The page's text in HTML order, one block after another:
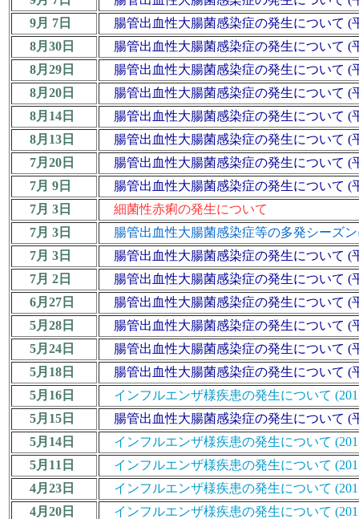
9月 7日
腸管出血性大腸菌感染症の発生について (
8月30日
腸管出血性大腸菌感染症の発生について (
8月29日
腸管出血性大腸菌感染症の発生について (
8月20日
腸管出血性大腸菌感染症の発生について (
8月14日
腸管出血性大腸菌感染症の発生について (
8月13日
腸管出血性大腸菌感染症の発生について (
7月20日
腸管出血性大腸菌感染症の発生について (
7月 9日
腸管出血性大腸菌感染症の発生について (
7月 3日
細菌性赤痢の発生について
7月 3日
腸管出血性大腸菌感染症等の多発シーズ
7月 3日
腸管出血性大腸菌感染症の発生について (
7月 2日
腸管出血性大腸菌感染症の発生について (
6月27日
腸管出血性大腸菌感染症の発生について (
5月28日
腸管出血性大腸菌感染症の発生について (
5月24日
腸管出血性大腸菌感染症の発生について (
5月18日
腸管出血性大腸菌感染症の発生について (
5月16日
インフルエンザ様疾患の発生について
5月15日
腸管出血性大腸菌感染症の発生について (
5月14日
インフルエンザ様疾患の発生について
5月11日
インフルエンザ様疾患の発生について
4月23日
インフルエンザ様疾患の発生について
4月20日
インフルエンザ様疾患の発生について